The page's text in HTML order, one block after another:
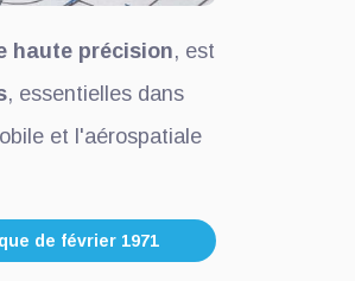
haute précision, est
, essentielles dans
et l'aérospatiale
de février 1971